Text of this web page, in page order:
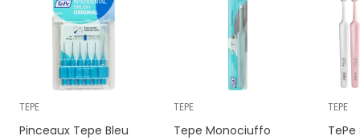
TEPE
Pinceaux Tepe Bleu
TEPE
Tepe Monociuffo
TEPE